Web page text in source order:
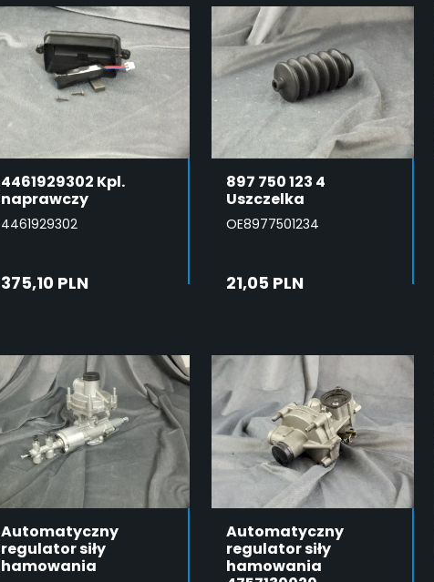
4461929302 Kpl.
naprawczy
4461929302
375,10 PLN
KOSZYKA
897 750 123 4
Uszczelka
OE8977501234
21,05 PLN
KOSZYKA
Automatyczny
regulator siły
hamowania
Automatyczny
regulator siły
hamowania